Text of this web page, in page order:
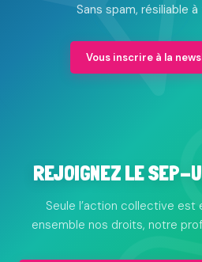
Sans spam, résiliable
Vous inscrire à la
REJOIGNEZ LE SEP-
Seule l’action collective est
ensemble nos droits, notre